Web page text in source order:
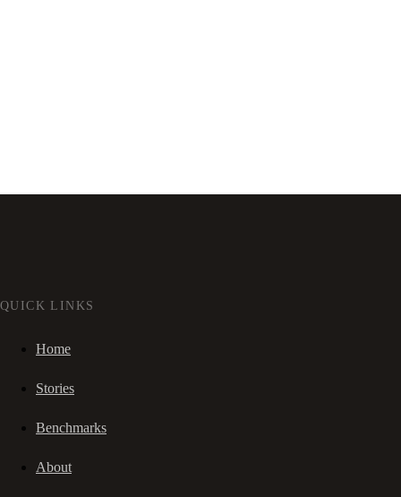
QUICK LINKS
Home
Stories
Benchmarks
About